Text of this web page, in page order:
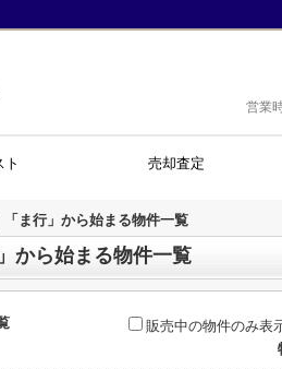
営業
ト 売却査定
ま行」から始まる物件一覧
から始まる物件一覧
販売中の物件のみ表